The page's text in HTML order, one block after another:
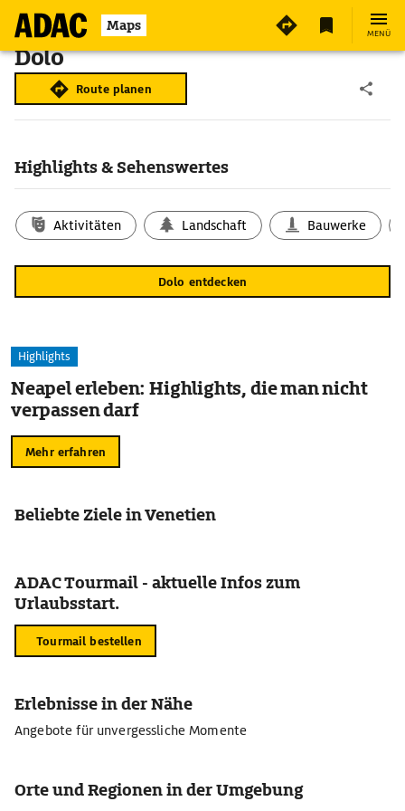
Maps MENÜ
Dolo
Route planen
Highlights & Sehenswertes
Aktivitäten Landschaft Bauwerke
Dolo entdecken
Highlights
Neapel erleben: Highlights, die man nicht
verpassen darf
Mehr erfahren
Beliebte Ziele in Venetien
ADAC Tourmail - aktuelle Infos zum
Urlaubsstart.
Tourmail bestellen
Erlebnisse in der Nähe
Angebote für unvergessliche Momente
Orte und Regionen in der Umgebung